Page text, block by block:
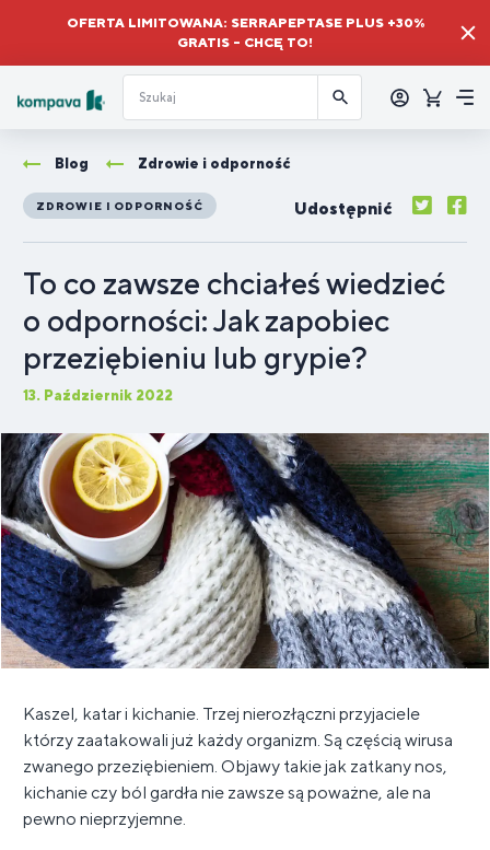
OFERTA LIMITOWANA: SERRAPEPTASE PLUS +30%
GRATIS – CHCĘ TO!
się
Koszyk
Blog Zdrowie i odporność
ZDROWIE I ODPORNOŚĆ Udostępnić
To co zawsze chciałeś wiedzieć
o odporności: Jak zapobiec
przeziębieniu lub grypie?
13. Październik 2022
Kaszel, katar i kichanie. Trzej nierozłączni przyjaciele
którzy zaatakowali już każdy organizm. Są częścią wirusa
zwanego przeziębieniem. Objawy takie jak zatkany nos,
kichanie czy ból gardła nie zawsze są poważne, ale na
pewno nieprzyjemne.